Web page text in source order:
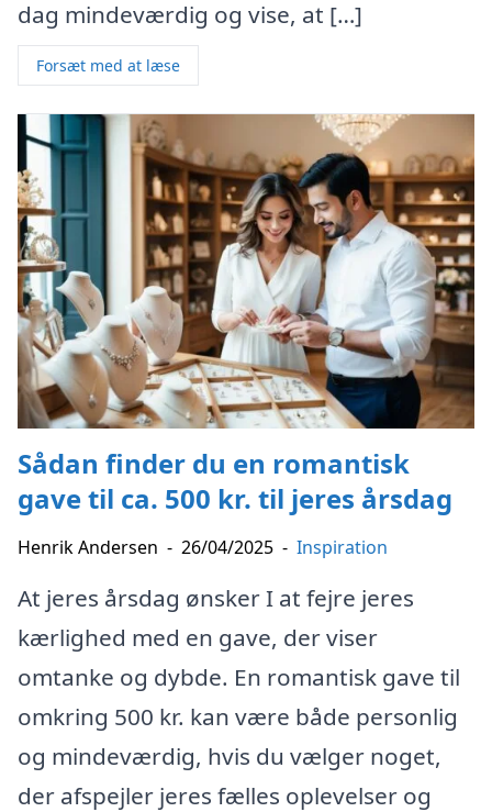
dag mindeværdig og vise, at […]
Forsæt med at læse
Sådan finder du en romantisk
gave til ca. 500 kr. til jeres årsdag
Henrik Andersen - 26/04/2025 - Inspiration
At jeres årsdag ønsker I at fejre jeres
kærlighed med en gave, der viser
omtanke og dybde. En romantisk gave til
omkring 500 kr. kan være både personlig
og mindeværdig, hvis du vælger noget,
der afspejler jeres fælles oplevelser og